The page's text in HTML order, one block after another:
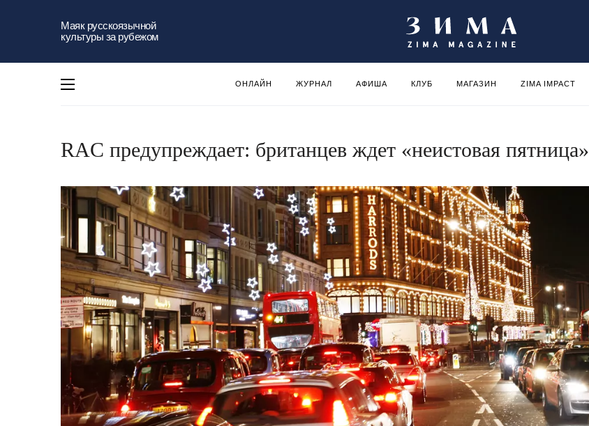
Маяк русскоязычной
культуры за рубежом
ОНЛАЙН ЖУРНАЛ АФИША КЛУБ МАГАЗИН ZIMA IMPACT
RAC предупреждает: британцев ждет «неистовая пятница»